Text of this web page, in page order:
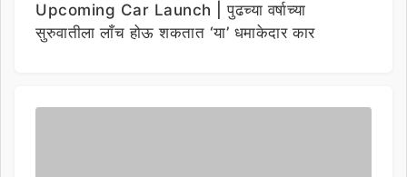
Upcoming Car Launch | पुढच्या वर्षाच्या
सुरुवातीला लाँच होऊ शकतात ‘या’ धमाकेदार कार